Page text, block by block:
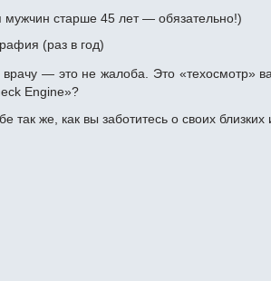
старше 45 лет — обязательно!)
(раз в год)
— это не жалоба. Это «техосмотр»
Engine»?
так же, как вы заботитесь о своих близких